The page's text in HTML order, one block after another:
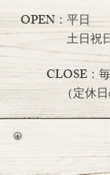
OPEN：平日
土日祝
CLOSE：
（定休日の